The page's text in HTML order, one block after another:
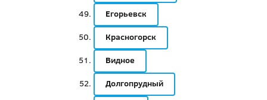
Егорьевск
Красногорск
Видное
Долгопрудный